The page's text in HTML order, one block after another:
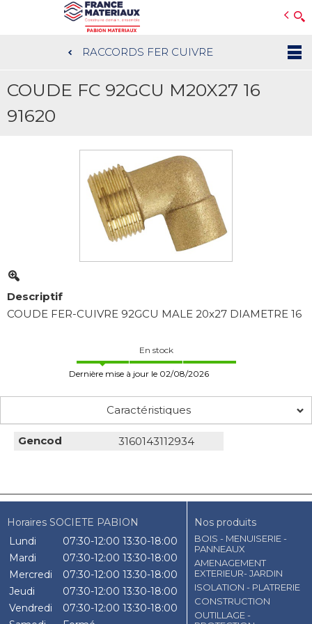
au
contenu
RACCORDS FER CUIVRE
COUDE FC 92GCU M20X27 16
91620
Descriptif
COUDE FER-CUIVRE 92GCU MALE 20x27 DIAMETRE 16
En stock
Dernière mise à jour le 02/08/2026
Caractéristiques
Gencod 3160143112934
Horaires SOCIETE PABION
Lundi
07:30-12:00 13:30-18:00
Mardi
07:30-12:00 13:30-18:00
Mercredi
07:30-12:00 13:30-18:00
Jeudi
07:30-12:00 13:30-18:00
Vendredi
07:30-12:00 13:30-18:00
Nos produits
BOIS - MENUISERIE -
PANNEAUX
AMENAGEMENT
EXTERIEUR- JARDIN
ISOLATION - PLATRERIE
CONSTRUCTION
OUTILLAGE -